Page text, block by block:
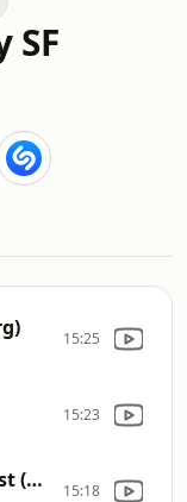
SF
15:25
15:23
Wenn du diesen Brief liest (Fox Version) 15:18